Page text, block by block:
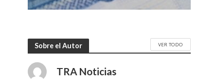
Sobre el Autor VER TODO
TRA Noticias